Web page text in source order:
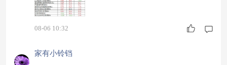
08-06 10:32
家有小铃铛